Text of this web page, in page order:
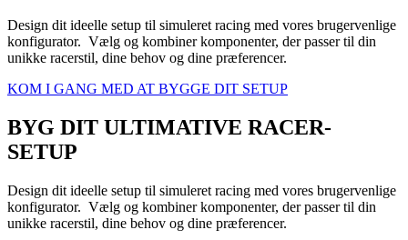
Design dit ideelle setup til simuleret racing med vores brugervenlige
konfigurator. Vælg og kombiner komponenter, der passer til din
unikke racerstil, dine behov og dine præferencer.
KOM I GANG MED AT BYGGE DIT SETUP
BYG DIT ULTIMATIVE RACER-
SETUP
Design dit ideelle setup til simuleret racing med vores brugervenlige
konfigurator. Vælg og kombiner komponenter, der passer til din
unikke racerstil, dine behov og dine præferencer.